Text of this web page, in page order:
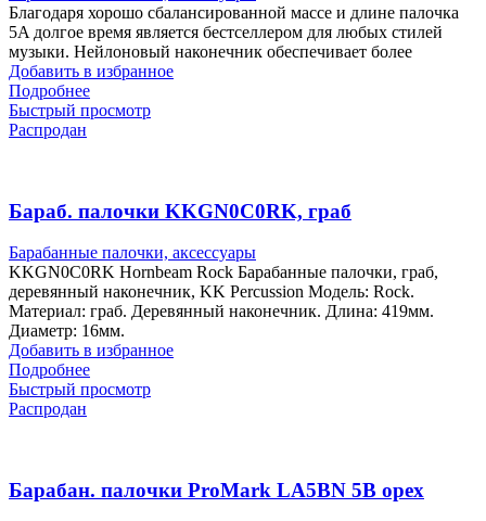
Благодаря хорошо сбалансированной массе и длине палочка
5A долгое время является бестселлером для любых стилей
музыки. Нейлоновый наконечник обеспечивает более
Добавить в избранное
Подробнее
Быстрый просмотр
Распродан
Бараб. палочки KKGN0C0RK, граб
Барабанные палочки, аксессуары
KKGN0C0RK Hornbeam Rock Барабанные палочки, граб,
деревянный наконечник, KK Percussion Модель: Rock.
Материал: граб. Деревянный наконечник. Длина: 419мм.
Диаметр: 16мм.
Добавить в избранное
Подробнее
Быстрый просмотр
Распродан
Барабан. палочки ProMark LA5BN 5B орех